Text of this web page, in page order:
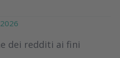
dei redditi ai fini